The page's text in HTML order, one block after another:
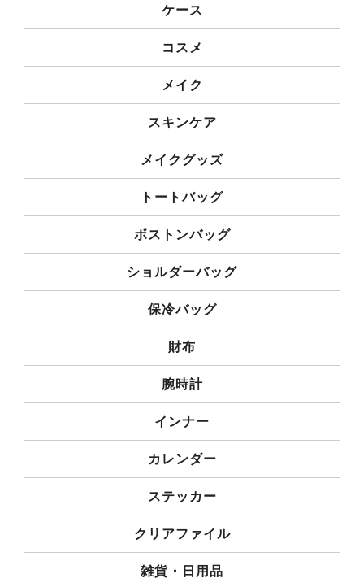
ケース
コスメ
メイク
スキンケア
メイクグッズ
トートバッグ
ボストンバッグ
ショルダーバッグ
保冷バッグ
財布
腕時計
インナー
カレンダー
ステッカー
クリアファイル
雑貨・日用品